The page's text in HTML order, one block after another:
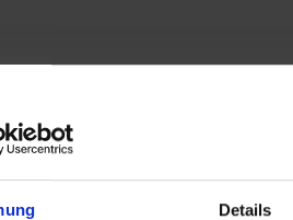
Details
/ E-Mail: